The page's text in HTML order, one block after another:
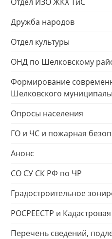
Дружба народов
Отдел культуры
ОНД по Шелковскому
Формирование
Шелковского
Опросы населения
ГО и ЧС и пожарная
Анонс
СО СУ СК РФ по ЧР
Градостроительное
РОСРЕЕСТР и
Перечень сведений,